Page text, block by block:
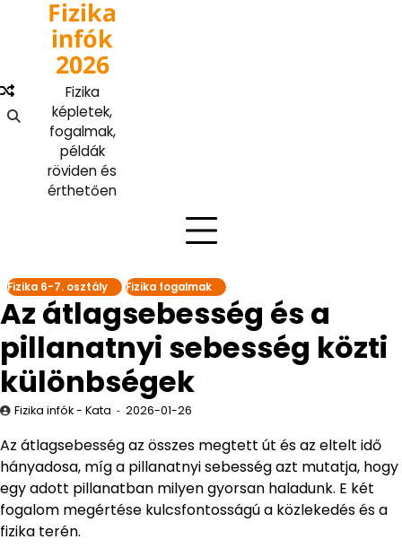
content
Fizika
infók
2026
Fizika
képletek,
fogalmak,
példák
röviden és
érthetően
Fizika 6-7. osztály Fizika fogalmak
Az átlagsebesség és a
pillanatnyi sebesség közti
különbségek
Fizika infók - Kata 2026-01-26
Az átlagsebesség az összes megtett út és az eltelt idő
hányadosa, míg a pillanatnyi sebesség azt mutatja, hogy
egy adott pillanatban milyen gyorsan haladunk. E két
fogalom megértése kulcsfontosságú a közlekedés és a
fizika terén.